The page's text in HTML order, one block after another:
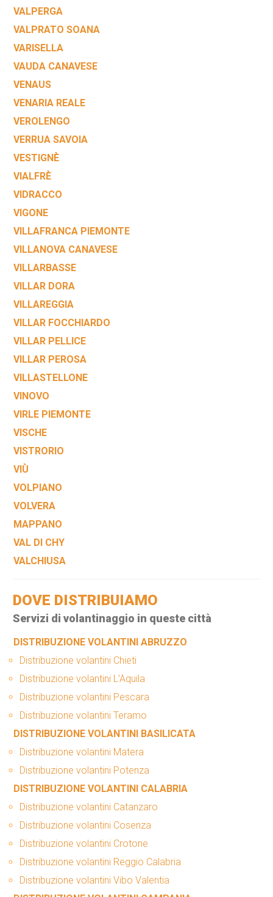
VALPERGA
VALPRATO SOANA
VARISELLA
VAUDA CANAVESE
VENAUS
VENARIA REALE
VEROLENGO
VERRUA SAVOIA
VESTIGNÈ
VIALFRÈ
VIDRACCO
VIGONE
VILLAFRANCA PIEMONTE
VILLANOVA CANAVESE
VILLARBASSE
VILLAR DORA
VILLAREGGIA
VILLAR FOCCHIARDO
VILLAR PELLICE
VILLAR PEROSA
VILLASTELLONE
VINOVO
VIRLE PIEMONTE
VISCHE
VISTRORIO
VIÙ
VOLPIANO
VOLVERA
MAPPANO
VAL DI CHY
VALCHIUSA
DOVE DISTRIBUIAMO
Servizi di volantinaggio in queste città
DISTRIBUZIONE VOLANTINI ABRUZZO
Distribuzione volantini Chieti
Distribuzione volantini L’Aquila
Distribuzione volantini Pescara
Distribuzione volantini Teramo
DISTRIBUZIONE VOLANTINI BASILICATA
Distribuzione volantini Matera
Distribuzione volantini Potenza
DISTRIBUZIONE VOLANTINI CALABRIA
Distribuzione volantini Catanzaro
Distribuzione volantini Cosenza
Distribuzione volantini Crotone
Distribuzione volantini Reggio Calabria
Distribuzione volantini Vibo Valentia